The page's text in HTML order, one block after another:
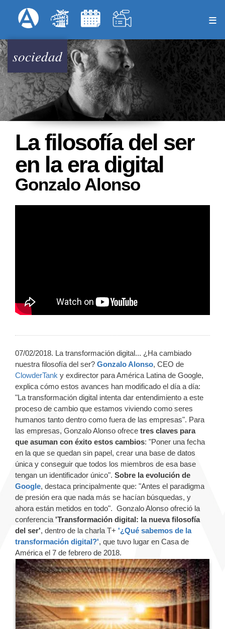
al
principal
Menú Superior
sociedad
La filosofía del ser
en la era digital
Gonzalo Alonso
07/02/2018. La transformación digital... ¿Ha cambiado
nuestra filosofía del ser? Gonzalo Alonso, CEO de
ClowderTank y exdirector para América Latina de Google,
explica cómo estos avances han modificado el día a día:
"La transformación digital intenta dar entendimiento a este
proceso de cambio que estamos viviendo como seres
humanos tanto dentro como fuera de las empresas". Para
las empresas, Gonzalo Alonso ofrece tres claves para
que asuman con éxito estos cambios: "Poner una fecha
en la que se quedan sin papel, crear una base de datos
única y conseguir que todos los miembros de esa base
tengan un identificador único". Sobre la evolución de
Google, destaca principalmente que: "Antes el paradigma
de presión era que nada más se hacían búsquedas, y
ahora están metidos en todo". Gonzalo Alonso ofreció la
conferencia 'Transformación digital: la nueva filosofía
del ser', dentro de la charla T+ '¿Qué sabemos de la
transformación digital?', que tuvo lugar en Casa de
América el 7 de febrero de 2018.